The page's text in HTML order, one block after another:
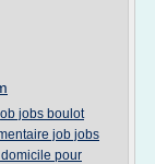
jobs boulot
job jobs
pour